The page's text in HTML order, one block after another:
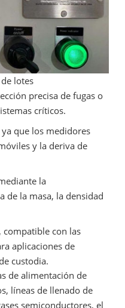
lotes
precisa de fugas o
críticos.
que los medidores
y la deriva de
la
de la masa, la densidad
con las
aplicaciones de
custodia.
de alimentación de
líneas de llenado de
semiconductores, el